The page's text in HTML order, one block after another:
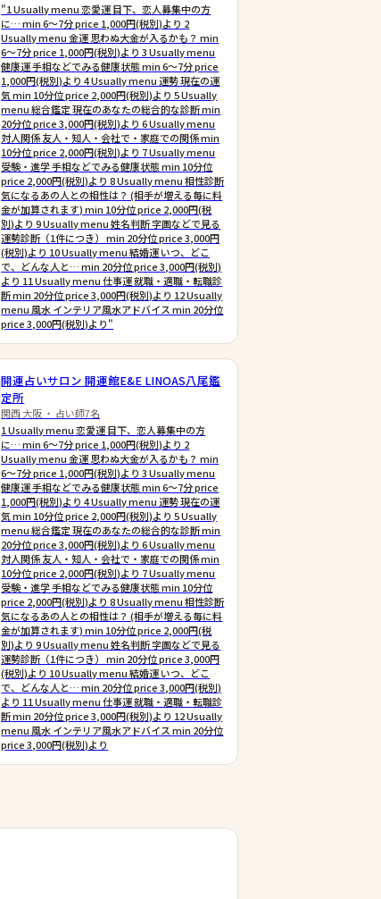
"1 Usually menu 恋愛運 目下、恋人募集中の方
に… min 6〜7分 price 1,000円(税別)より 2
Usually menu 金運 思わぬ大金が入るかも？ min
6〜7分 price 1,000円(税別)より 3 Usually menu
健康運 手相などでみる健康状態 min 6〜7分 price
1,000円(税別)より 4 Usually menu 運勢 現在の運
気 min 10分位 price 2,000円(税別)より 5 Usually
menu 総合鑑定 現在のあなたの総合的な診断 min
20分位 price 3,000円(税別)より 6 Usually menu
対人関係 友人・知人・会社で・家庭での関係 min
10分位 price 2,000円(税別)より 7 Usually menu
受験・進学 手相などでみる健康状態 min 10分位
price 2,000円(税別)より 8 Usually menu 相性診断
気になるあの人との相性は？ (相手が増える毎に料
金が加算されます) min 10分位 price 2,000円(税
別)より 9 Usually menu 姓名判断 字画などで見る
運勢診断（1件につき） min 20分位 price 3,000円
(税別)より 10 Usually menu 結婚運 いつ、どこ
で、どんな人と… min 20分位 price 3,000円(税別)
より 11 Usually menu 仕事運 就職・適職・転職診
断 min 20分位 price 3,000円(税別)より 12 Usually
menu 風水 インテリア風水アドバイス min 20分位
price 3,000円(税別)より"
開運占いサロン 開運館E&E LINOAS八尾鑑
定所
関西 大阪 ・ 占い師7名
1 Usually menu 恋愛運 目下、恋人募集中の方
に… min 6〜7分 price 1,000円(税別)より 2
Usually menu 金運 思わぬ大金が入るかも？ min
6〜7分 price 1,000円(税別)より 3 Usually menu
健康運 手相などでみる健康状態 min 6〜7分 price
1,000円(税別)より 4 Usually menu 運勢 現在の運
気 min 10分位 price 2,000円(税別)より 5 Usually
menu 総合鑑定 現在のあなたの総合的な診断 min
20分位 price 3,000円(税別)より 6 Usually menu
対人関係 友人・知人・会社で・家庭での関係 min
10分位 price 2,000円(税別)より 7 Usually menu
受験・進学 手相などでみる健康状態 min 10分位
price 2,000円(税別)より 8 Usually menu 相性診断
気になるあの人との相性は？ (相手が増える毎に料
金が加算されます) min 10分位 price 2,000円(税
別)より 9 Usually menu 姓名判断 字画などで見る
運勢診断（1件につき） min 20分位 price 3,000円
(税別)より 10 Usually menu 結婚運 いつ、どこ
で、どんな人と… min 20分位 price 3,000円(税別)
より 11 Usually menu 仕事運 就職・適職・転職診
断 min 20分位 price 3,000円(税別)より 12 Usually
menu 風水 インテリア風水アドバイス min 20分位
price 3,000円(税別)より